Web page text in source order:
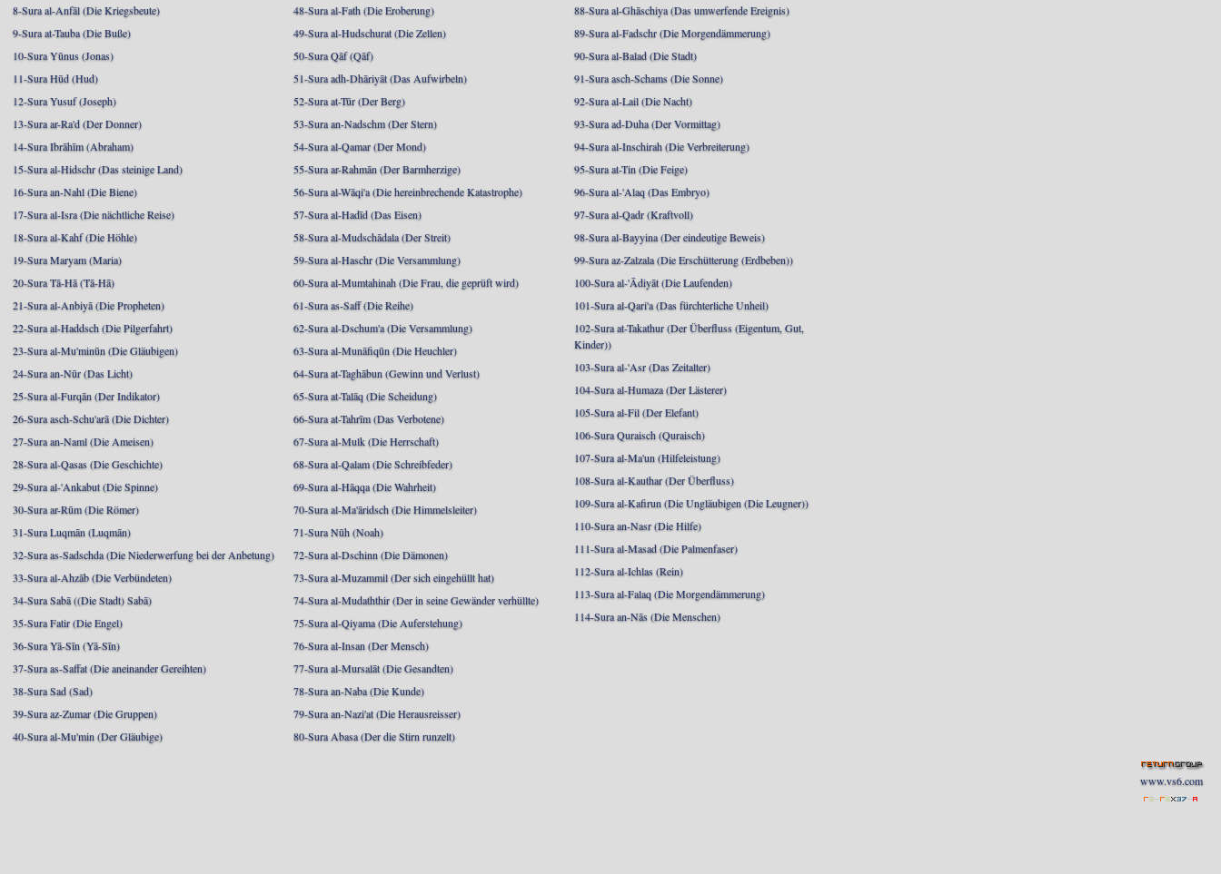
8-Sura al-Anfāl (Die Kriegsbeute)
9-Sura at-Tauba (Die Buße)
10-Sura Yūnus (Jonas)
11-Sura Hūd (Hud)
12-Sura Yusuf (Joseph)
13-Sura ar-Ra'd (Der Donner)
14-Sura Ibrāhīm (Abraham)
15-Sura al-Hidschr (Das steinige Land)
16-Sura an-Nahl (Die Biene)
17-Sura al-Isra (Die nächtliche Reise)
18-Sura al-Kahf (Die Höhle)
19-Sura Maryam (Maria)
20-Sura Tā-Hā (Tā-Hā)
21-Sura al-Anbiyā (Die Propheten)
22-Sura al-Haddsch (Die Pilgerfahrt)
23-Sura al-Mu'minūn (Die Gläubigen)
24-Sura an-Nūr (Das Licht)
25-Sura al-Furqān (Der Indikator)
26-Sura asch-Schu'arā (Die Dichter)
27-Sura an-Naml (Die Ameisen)
28-Sura al-Qasas (Die Geschichte)
29-Sura al-'Ankabut (Die Spinne)
30-Sura ar-Rūm (Die Römer)
31-Sura Luqmān (Luqmān)
32-Sura as-Sadschda (Die Niederwerfung bei der Anbetung)
33-Sura al-Ahzāb (Die Verbündeten)
34-Sura Sabā ((Die Stadt) Sabā)
35-Sura Fatir (Die Engel)
36-Sura Yā-Sīn (Yā-Sīn)
37-Sura as-Saffat (Die aneinander Gereihten)
38-Sura Sad (Sad)
39-Sura az-Zumar (Die Gruppen)
40-Sura al-Mu'min (Der Gläubige)
48-Sura al-Fath (Die Eroberung)
49-Sura al-Hudschurat (Die Zellen)
50-Sura Qāf (Qāf)
51-Sura adh-Dhāriyāt (Das Aufwirbeln)
52-Sura at-Tūr (Der Berg)
53-Sura an-Nadschm (Der Stern)
54-Sura al-Qamar (Der Mond)
55-Sura ar-Rahmān (Der Barmherzige)
56-Sura al-Wāqi'a (Die hereinbrechende Katastrophe)
57-Sura al-Hadīd (Das Eisen)
58-Sura al-Mudschādala (Der Streit)
59-Sura al-Haschr (Die Versammlung)
60-Sura al-Mumtahinah (Die Frau, die geprüft wird)
61-Sura as-Saff (Die Reihe)
62-Sura al-Dschum'a (Die Versammlung)
63-Sura al-Munāfiqūn (Die Heuchler)
64-Sura at-Taghābun (Gewinn und Verlust)
65-Sura at-Talāq (Die Scheidung)
66-Sura at-Tahrīm (Das Verbotene)
67-Sura al-Mulk (Die Herrschaft)
68-Sura al-Qalam (Die Schreibfeder)
69-Sura al-Hāqqa (Die Wahrheit)
70-Sura al-Ma'āridsch (Die Himmelsleiter)
71-Sura Nūh (Noah)
72-Sura al-Dschinn (Die Dämonen)
73-Sura al-Muzammil (Der sich eingehüllt hat)
74-Sura al-Mudaththir (Der in seine Gewänder verhüllte)
75-Sura al-Qiyama (Die Auferstehung)
76-Sura al-Insan (Der Mensch)
77-Sura al-Mursalāt (Die Gesandten)
78-Sura an-Naba (Die Kunde)
79-Sura an-Nazi'at (Die Herausreisser)
80-Sura Abasa (Der die Stirn runzelt)
88-Sura al-Ghāschiya (Das umwerfende Ereignis)
89-Sura al-Fadschr (Die Morgendämmerung)
90-Sura al-Balad (Die Stadt)
91-Sura asch-Schams (Die Sonne)
92-Sura al-Lail (Die Nacht)
93-Sura ad-Duha (Der Vormittag)
94-Sura al-Inschirah (Die Verbreiterung)
95-Sura at-Tin (Die Feige)
96-Sura al-'Alaq (Das Embryo)
97-Sura al-Qadr (Kraftvoll)
98-Sura al-Bayyina (Der eindeutige Beweis)
99-Sura az-Zalzala (Die Erschütterung (Erdbeben))
100-Sura al-'Ādiyāt (Die Laufenden)
101-Sura al-Qari'a (Das fürchterliche Unheil)
102-Sura at-Takathur (Der Überfluss (Eigentum, Gut,
Kinder))
103-Sura al-'Asr (Das Zeitalter)
104-Sura al-Humaza (Der Lästerer)
105-Sura al-Fil (Der Elefant)
106-Sura Quraisch (Quraisch)
107-Sura al-Ma'un (Hilfeleistung)
108-Sura al-Kauthar (Der Überfluss)
109-Sura al-Kafirun (Die Ungläubigen (Die Leugner))
110-Sura an-Nasr (Die Hilfe)
111-Sura al-Masad (Die Palmenfaser)
112-Sura al-Ichlas (Rein)
113-Sura al-Falaq (Die Morgendämmerung)
114-Sura an-Nās (Die Menschen)
www.vs6.com